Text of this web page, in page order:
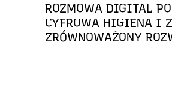
ROZMOWA DIGITAL
CYFROWA HIGIENA I
ZRÓWNOWAŻONY